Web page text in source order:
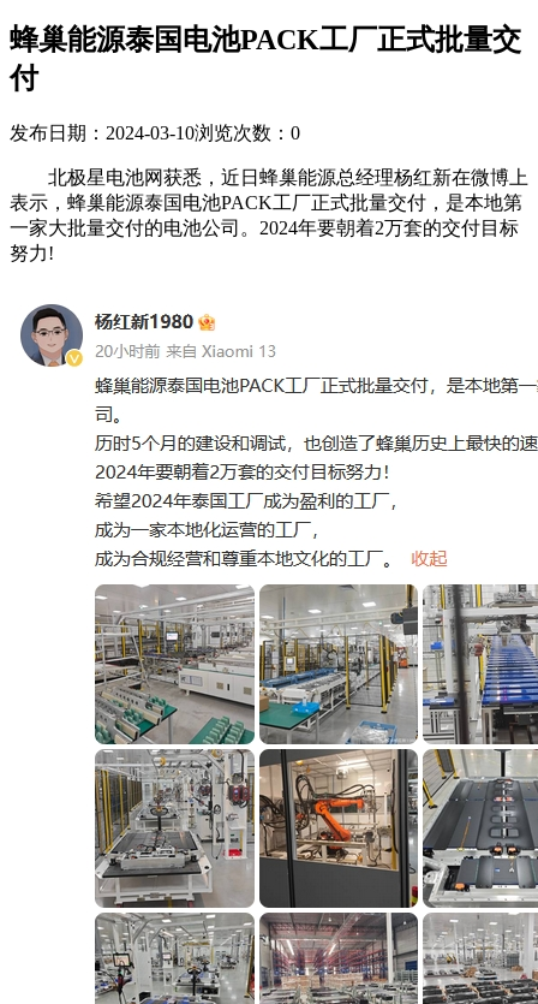
蜂巢能源泰国电池PACK工厂正式批量交
付
发布日期：2024-03-10浏览次数： 0
北极星电池网获悉，近日蜂巢能源总经理杨红新在微博上
表示，蜂巢能源泰国电池PACK工厂正式批量交付，是本地第
一家大批量交付的电池公司。2024年要朝着2万套的交付目标
努力!